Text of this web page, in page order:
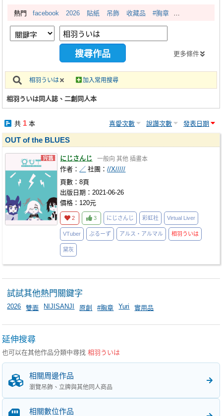
交流中心
攤位轉讓區
會員中心
註冊會員
熱門 facebook 2026 貼紙 吊飾 收藏品 #胸章
更多條件
相羽ういは 加入常用搜尋
相羽ういは同人誌、二創同人本
共 1本 喜愛次數 說讚次數 發表日期
OUT of the BLUES
にじさんじ 一般向 其他 插畫本
作者： ／ 社團：//X/////
頁數：8頁
出版日期：2021-06-26
價格：120元
2 3 にじさんじ 彩虹社 Virtual Liver
VTuber ぶるーず アルス・アルマル 相羽ういは
黛灰
試試其他熱門關鍵字
2026 雙面 NIJISANJI 原創 #胸章 Yuri 實用品
延伸搜尋
也可以在其他作品分類中尋找相羽ういは
相關周邊作品
瀏覽吊飾、立牌與其他同人商品
相關數位作品